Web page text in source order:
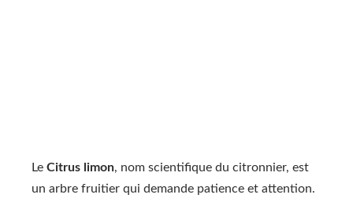
Le Citrus limon, nom scientifique du citronnier, est
un arbre fruitier qui demande patience et attention.